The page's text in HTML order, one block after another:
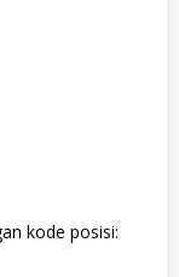
kode posisi: